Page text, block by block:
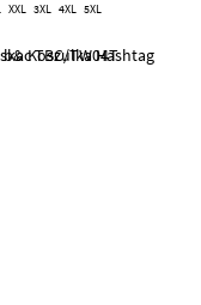
XXL 3XL 4XL 5XL